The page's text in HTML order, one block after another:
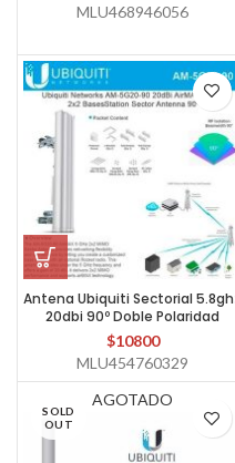
MLU468946056
Antena Ubiquiti Sectorial
20dbi 90º Doble Polaridad
$10800
MLU454760329
SOLD
OUT
AGOTADO